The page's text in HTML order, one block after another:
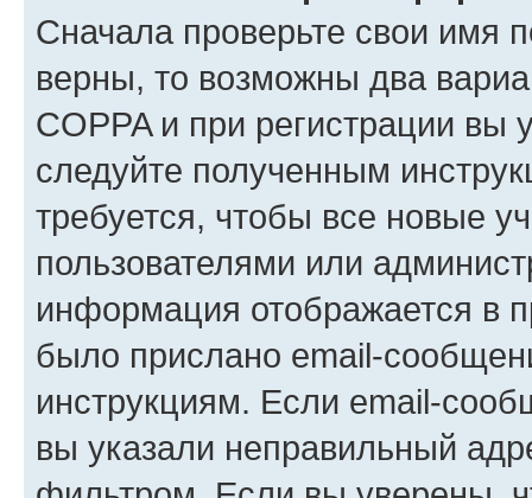
Сначала проверьте свои имя
верны, то возможны два
COPPA и при регистрации вы
следуйте полученным
требуется, чтобы все новые
пользователями или
информация отображается в
было прислано email-
инструкциям. Если email-
вы указали неправильный